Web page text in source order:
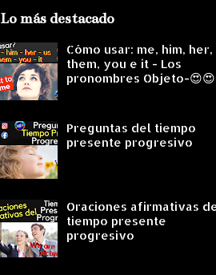
Lo más destacado
Cómo usar: me, him, her,
them, you e it - Los
pronombres Objeto-
Preguntas del tiempo
presente progresivo
Oraciones afirmativas
tiempo presente
progresivo